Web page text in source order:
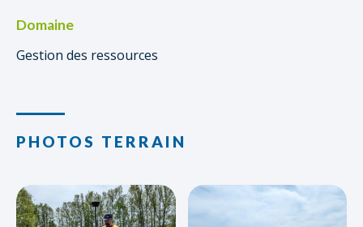
Domaine
Gestion des ressources
PHOTOS TERRAIN